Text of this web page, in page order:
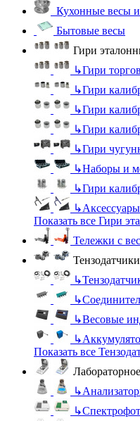
Кухонные весы
Бытовые весы
Гири
↳Гири
↳Гири
↳Гири
↳Гири
↳Гири
↳Наборы и
↳Гири
↳Аксессуары
Показать все Гири
Тележки с
↳
↳
↳Весовые
↳
Показать все
↳
↳